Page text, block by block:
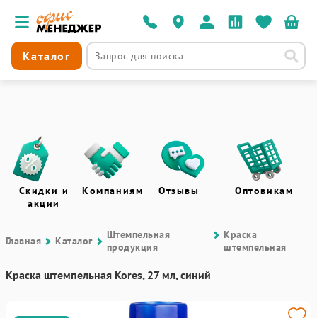
Каталог
Скидки и
акции
Компаниям Отзывы Оптовикам
Главная Каталог
Штемпельная
продукция
Краска
штемпельная
Краска штемпельная Kores, 27 мл, синий